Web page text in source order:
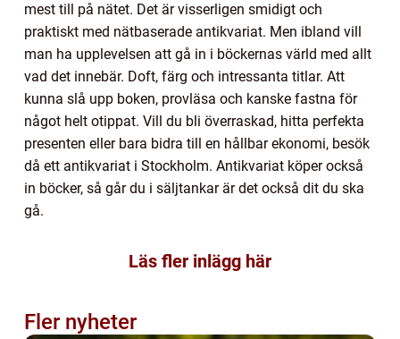
mest till på nätet. Det är visserligen smidigt och
praktiskt med nätbaserade antikvariat. Men ibland vill
man ha upplevelsen att gå in i böckernas värld med allt
vad det innebär. Doft, färg och intressanta titlar. Att
kunna slå upp boken, provläsa och kanske fastna för
något helt otippat. Vill du bli överraskad, hitta perfekta
presenten eller bara bidra till en hållbar ekonomi, besök
då ett antikvariat i Stockholm. Antikvariat köper också
in böcker, så går du i säljtankar är det också dit du ska
gå.
Läs fler inlägg här
Fler nyheter